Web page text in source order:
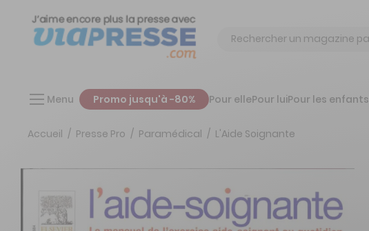
Chercher
Menu Promo jusqu'à -80% Pour ellePour luiPour les enfants
Accueil Presse Pro Paramédical L'Aide Soignante